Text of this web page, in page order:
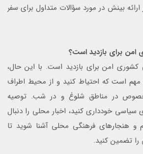
بینش در مورد سؤالات متداول برای سفر
کشوری امن برای بازدید است. با این حال،
مهم است که احتیاط کنید و از محیط اطراف
خصوص در مناطق شلوغ و در شب. توصیه
خودداری کنید، اخبار محلی را دنبال
و هنجارهای فرهنگی محلی آشنا شوید تا
تضمین کنید.